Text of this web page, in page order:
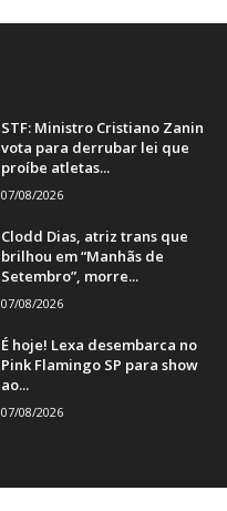
STF: Ministro Cristiano Zanin
vota para derrubar lei que
proíbe atletas...
07/08/2026
Clodd Dias, atriz trans que
brilhou em “Manhãs de
Setembro”, morre...
07/08/2026
É hoje! Lexa desembarca no
Pink Flamingo SP para show
ao...
07/08/2026